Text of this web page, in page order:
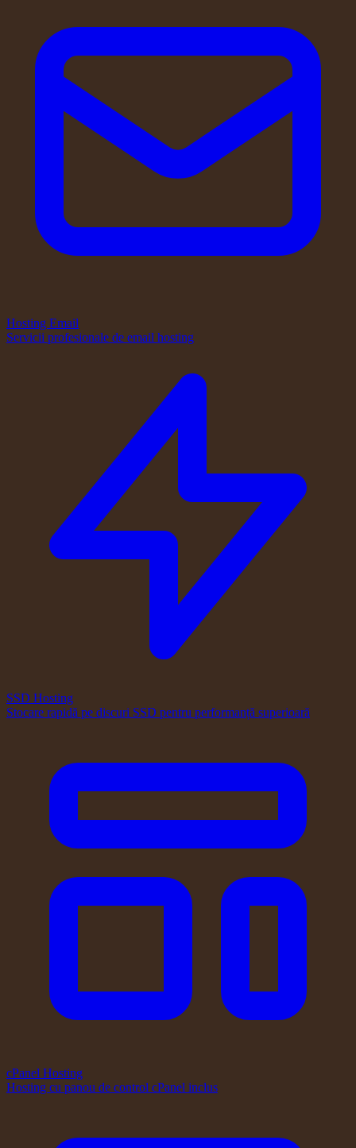
Hosting Email
Servicii profesionale de email hosting
SSD Hosting
Stocare rapidă pe discuri SSD pentru performanță superioară
cPanel Hosting
Hosting cu panou de control cPanel inclus